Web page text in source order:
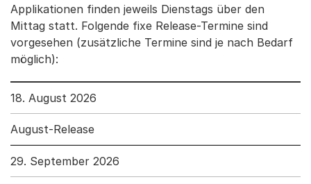
Applikationen finden jeweils Dienstags über den
Mittag statt. Folgende fixe Release-Termine sind
vorgesehen (zusätzliche Termine sind je nach Bedarf
möglich):
18. August 2026
August-Release
29. September 2026